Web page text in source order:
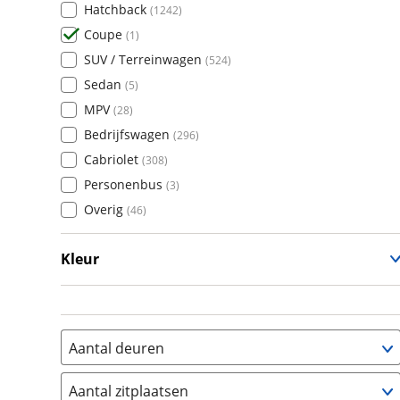
Auto Union (0)
Benimar
Bentley (12)
BMW (231
Bold (0
BYD (0)
Cadillac (0)
Casalini (0)
Changan
Chatenet (0)
Chevrolet
Chrysler (1)
Citroën (0)
Dacia (0)
Daewoo (0)
Topolino
Hatchback (1242)
Coupe (1)
SUV / Terreinwagen (524)
Sedan (5)
MPV (28)
Bedrijfswagen (296)
Cabriolet (308)
Personenbus (3)
Overig (46)
Kleur
Aantal deuren
1 (0)
Aantal zitplaatsen